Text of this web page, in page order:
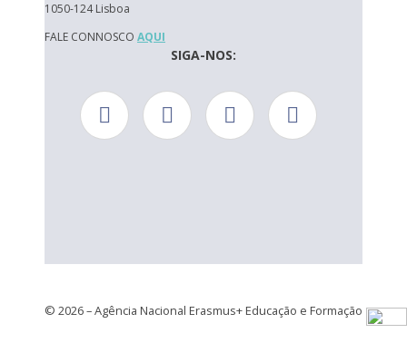
1050-124 Lisboa
FALE CONNOSCO AQUI
SIGA-NOS:
© 2026 – Agência Nacional Erasmus+ Educação e Formação